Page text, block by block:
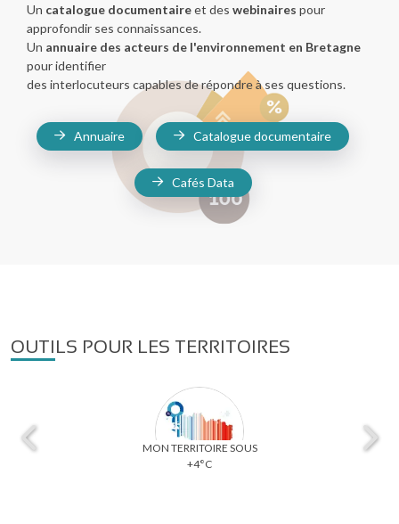
Un catalogue documentaireet deswebinaires pour
approfondir ses connaissances.
Un annuaire des acteurs de l'environnement en Bretagne
pour identifier
des interlocuteurs capables de répondre à ses questions.
Annuaire Catalogue documentaire
Cafés Data
OUTILS POUR LES TERRITOIRES
MON TERRITOIRE SOUS
+4°C